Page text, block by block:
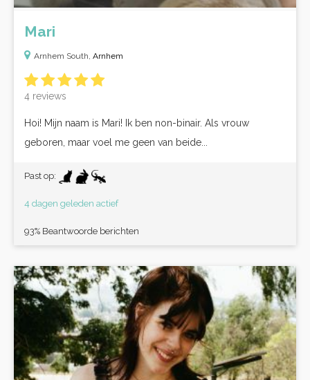
Mari
Arnhem South, Arnhem
4 reviews
Hoi! Mijn naam is Mari! Ik ben non-binair. Als vrouw
geboren, maar voel me geen van beide...
Past op:
4 dagen geleden actief
93% Beantwoorde berichten